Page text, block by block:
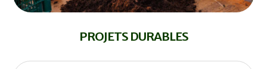
PROJETS DURABLES